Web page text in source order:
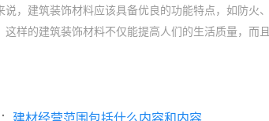
说，建筑装饰材料应该具备优良的功能特点，如防火
这样的建筑装饰材料不仅能提高人们的生活质量，而
建材经营范围包括什么内容和内容